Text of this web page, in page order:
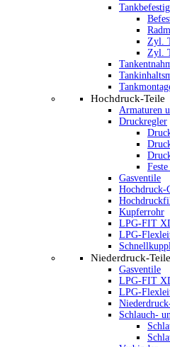
Zyl.
Zyl.
Hochdruck-Teile
Armaturen
Druckregler
Gasventile
Hochdruck-
Kupferrohr
LPG-FIT
LPG-
Niederdruck-Teile
Gasventile
LPG-FIT
LPG-
Schlauch-